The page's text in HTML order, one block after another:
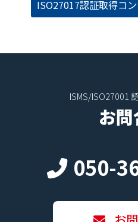
ISO27017認証取得コ
ISMS/ISO27001
お
050-